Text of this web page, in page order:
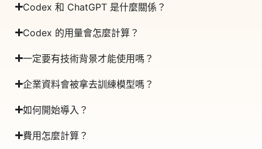
Codex 和 ChatGPT 是什麼關係？
Codex 的用量會怎麼計算？
一定要有技術背景才能使用嗎？
企業資料會被拿去訓練模型嗎？
如何開始導入？
費用怎麼計算？